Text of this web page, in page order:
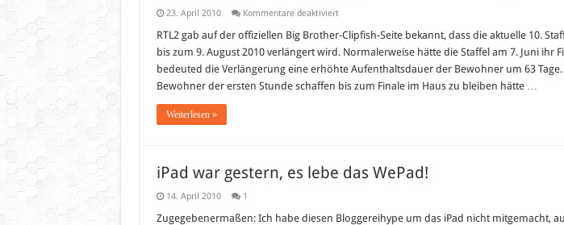
23. April 2010 Kommentare deaktiviertfür
Brother
RTL2
verlängert
Staffel
10
RTL2 gab auf der offiziellen Big Brother-Clipfish-Seite bekannt, dass die aktuelle 10.
bis zum 9. August 2010 verlängert wird. Normalerweise hätte die Staffel am 7. Juni ihr
bedeuted die Verlängerung eine erhöhte Aufenthaltsdauer der Bewohner um 63 Tage.
Bewohner der ersten Stunde schaffen bis zum Finale im Haus zu bleiben hätte …
Weiterlesen »
iPad war gestern, es lebe das WePad!
14. April 2010 1
Zugegebenermaßen: Ich habe diesen Bloggereihype um das iPad nicht mitgemacht,